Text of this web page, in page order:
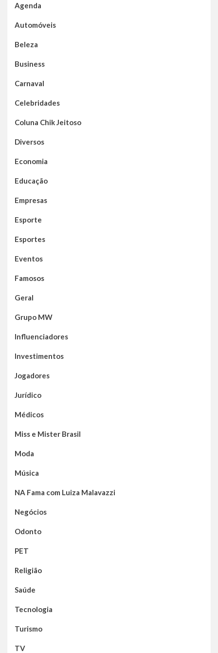
Agenda
Automóveis
Beleza
Business
Carnaval
Celebridades
Coluna Chik Jeitoso
Diversos
Economia
Educação
Empresas
Esporte
Esportes
Eventos
Famosos
Geral
Grupo MW
Influenciadores
Investimentos
Jogadores
Jurídico
Médicos
Miss e Mister Brasil
Moda
Música
NA Fama com Luiza Malavazzi
Negócios
Odonto
PET
Religião
Saúde
Tecnologia
Turismo
TV